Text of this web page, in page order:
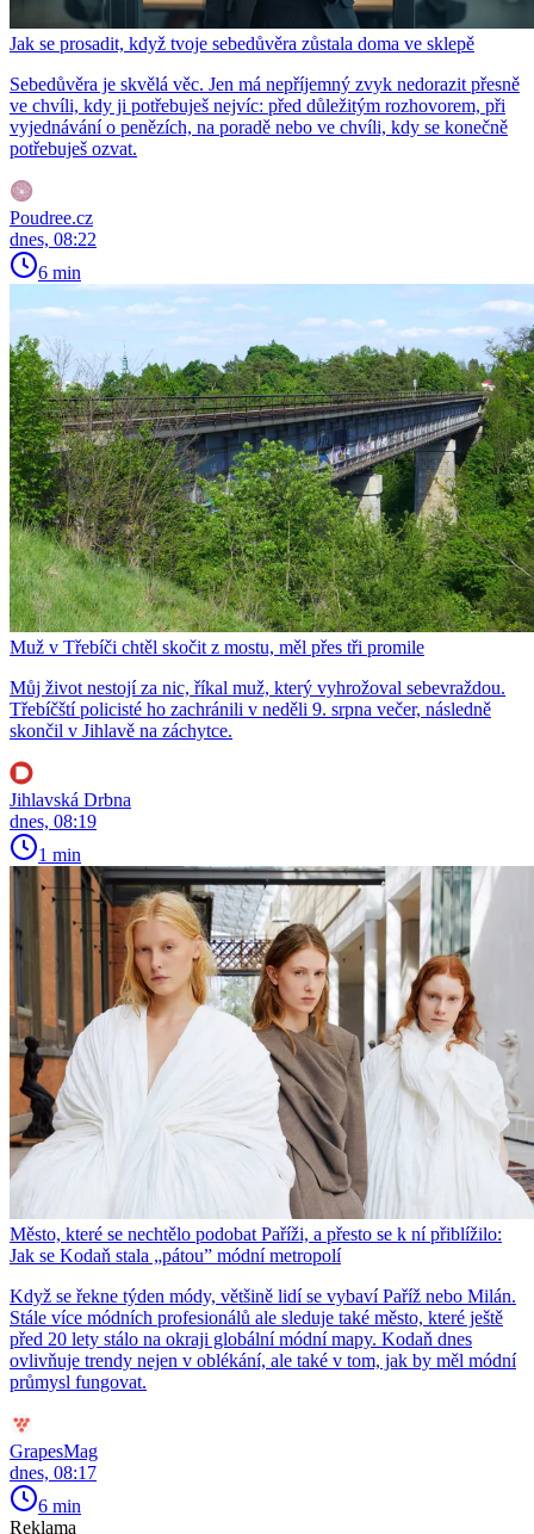
Jak se prosadit, když tvoje sebedůvěra zůstala doma ve sklepě
Sebedůvěra je skvělá věc. Jen má nepříjemný zvyk nedorazit přesně
ve chvíli, kdy ji potřebuješ nejvíc: před důležitým rozhovorem, při
vyjednávání o penězích, na poradě nebo ve chvíli, kdy se konečně
potřebuješ ozvat.
Poudree.cz
dnes, 08:22
6 min
Muž v Třebíči chtěl skočit z mostu, měl přes tři promile
Můj život nestojí za nic, říkal muž, který vyhrožoval sebevraždou.
Třebíčští policisté ho zachránili v neděli 9. srpna večer, následně
skončil v Jihlavě na záchytce.
Jihlavská Drbna
dnes, 08:19
1 min
Město, které se nechtělo podobat Paříži, a přesto se k ní přiblížilo:
Jak se Kodaň stala „pátou” módní metropolí
Když se řekne týden módy, většině lidí se vybaví Paříž nebo Milán.
Stále více módních profesionálů ale sleduje také město, které ještě
před 20 lety stálo na okraji globální módní mapy. Kodaň dnes
ovlivňuje trendy nejen v oblékání, ale také v tom, jak by měl módní
průmysl fungovat.
GrapesMag
dnes, 08:17
6 min
Reklama